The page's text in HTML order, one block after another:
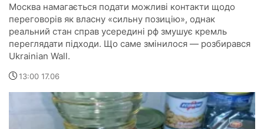
Москва намагається подати можливі контакти щодо
переговорів як власну «сильну позицію», однак
реальний стан справ усередині рф змушує кремль
переглядати підходи. Що саме змінилося — розбирався
Ukrainian Wall.
13:00 17.06